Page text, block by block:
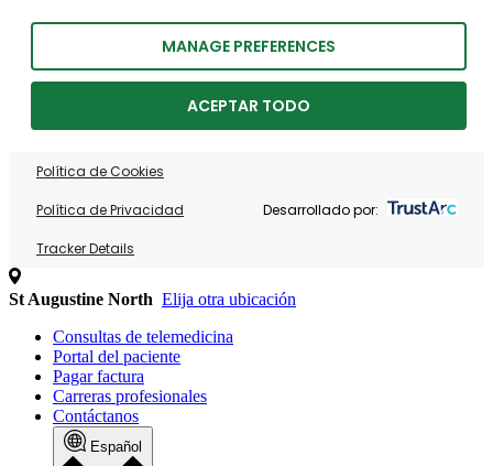
MANAGE PREFERENCES
ACEPTAR TODO
Política de Cookies
Política de Privacidad
Tracker Details
Desarrollado por:
St Augustine North Elija otra ubicación
Consultas de telemedicina
Portal del paciente
Pagar factura
Carreras profesionales
Contáctanos
Español